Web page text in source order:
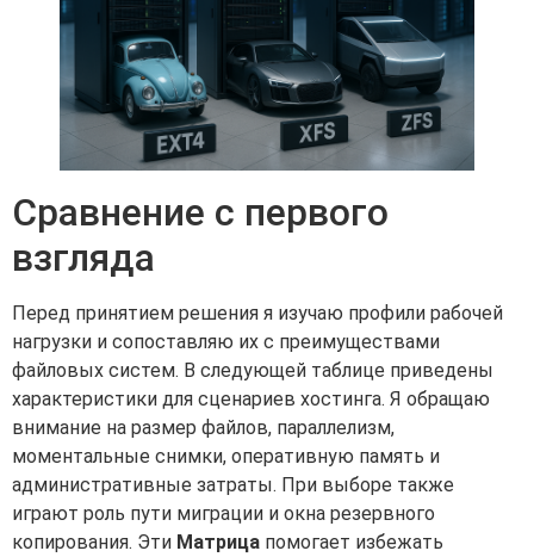
Сравнение с первого
взгляда
Перед принятием решения я изучаю профили рабочей
нагрузки и сопоставляю их с преимуществами
файловых систем. В следующей таблице приведены
характеристики для сценариев хостинга. Я обращаю
внимание на размер файлов, параллелизм,
моментальные снимки, оперативную память и
административные затраты. При выборе также
играют роль пути миграции и окна резервного
копирования. Эти Матрица помогает избежать